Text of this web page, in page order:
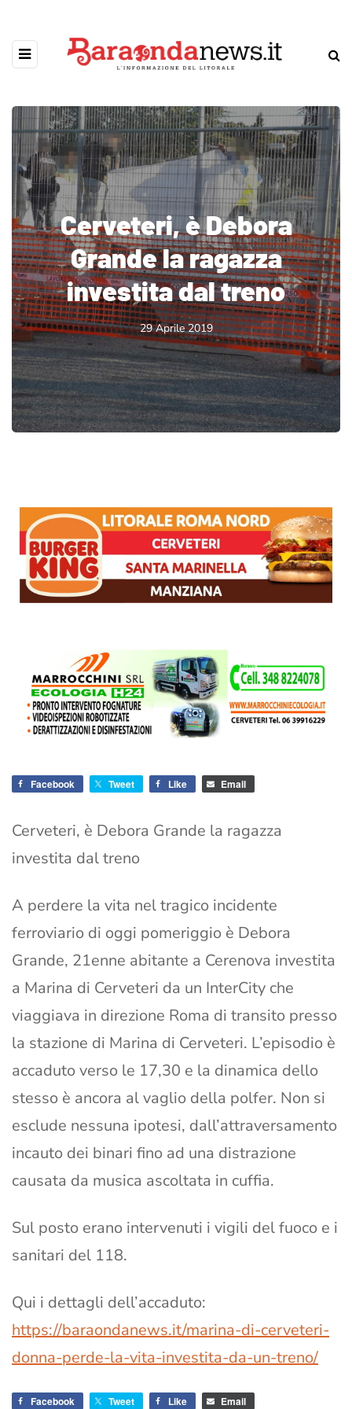
Cerveteri, è Debora
Grande la ragazza
investita dal treno
29 Aprile 2019
Facebook Tweet Like Email
Cerveteri, è Debora Grande la ragazza
investita dal treno
A perdere la vita nel tragico incidente
ferroviario di oggi pomeriggio è Debora
Grande, 21enne abitante a Cerenova investita
a Marina di Cerveteri da un InterCity che
viaggiava in direzione Roma di transito presso
la stazione di Marina di Cerveteri. L’episodio è
accaduto verso le 17,30 e la dinamica dello
stesso è ancora al vaglio della polfer. Non si
esclude nessuna ipotesi, dall’attraversamento
incauto dei binari fino ad una distrazione
causata da musica ascoltata in cuffia.
Sul posto erano intervenuti i vigili del fuoco e i
sanitari del 118.
Qui i dettagli dell’accaduto:
https://baraondanews.it/marina-di-cerveteri-
donna-perde-la-vita-investita-da-un-treno/
Facebook Tweet Like Email